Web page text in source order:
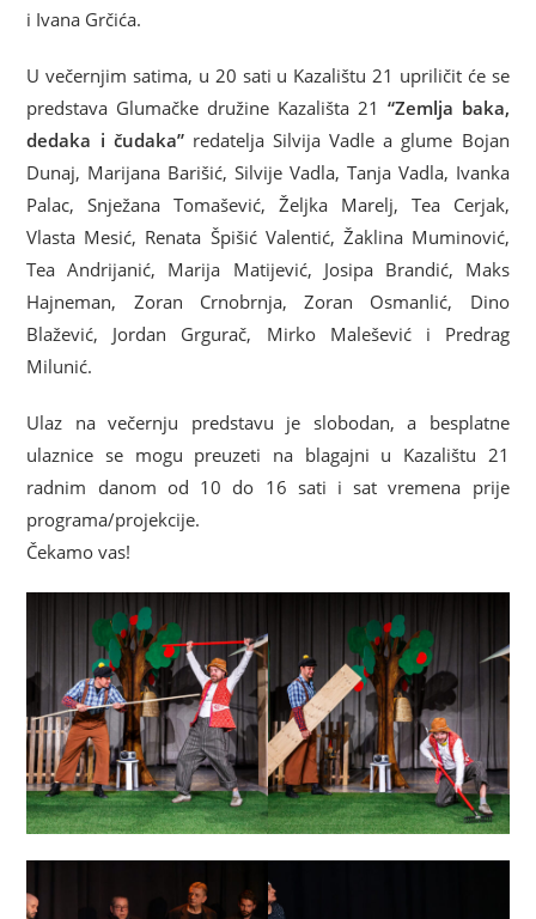
i Ivana Grčića.
U večernjim satima, u 20 sati u Kazalištu 21 upriličit će se
predstava Glumačke družine Kazališta 21 “Zemlja baka,
dedaka i čudaka”redatelja Silvija Vadle a glume Bojan
Dunaj, Marijana Barišić, Silvije Vadla, Tanja Vadla, Ivanka
Palac, Snježana Tomašević, Željka Marelj, Tea Cerjak,
Vlasta Mesić, Renata Špišić Valentić, Žaklina Muminović,
Tea Andrijanić, Marija Matijević, Josipa Brandić, Maks
Hajneman, Zoran Crnobrnja, Zoran Osmanlić, Dino
Blažević, Jordan Grgurač, Mirko Malešević i Predrag
Milunić.
Ulaz na večernju predstavu je slobodan, a besplatne
ulaznice se mogu preuzeti na blagajni u Kazalištu 21
radnim danom od 10 do 16 sati i sat vremena prije
programa/projekcije.
Čekamo vas!